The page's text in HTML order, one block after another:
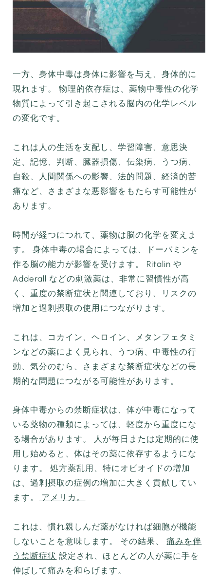
一方、身体中毒は身体に影響を与え、身体的に
現れます。 物理的依存症は、薬物中毒性の化学
物質によって引き起こされる脳内の化学レベル
の変化です。
これは人の生活を支配し、学習障害、意思決
定、記憶、判断、臓器損傷、伝染病、うつ病、
自殺、人間関係への影響、法的問題、経済的苦
痛など、さまざまな悪影響をもたらす可能性が
あります。
時間が経つにつれて、薬物は脳の化学を変えま
す。 身体中毒の場合によっては、ドーパミンを
作る脳の能力が影響を受けます。 Ritalin や
Adderall などの刺激薬は、非常に習慣性が高
く、重度の禁断症状と関連しており、リスクの
増加と過剰摂取の使用につながります。
これは、コカイン、ヘロイン、メタンフェタミ
ンなどの薬によく見られ、うつ病、中毒性の行
動、気分のむら、さまざまな禁断症状などの長
期的な問題につながる可能性があります。
身体中毒からの禁断症状は、体が中毒になって
いる薬物の種類によっては、軽度から重度にな
る場合があります。 人が毎日または定期的に使
用し始めると、体はその薬に依存するようにな
ります。 処方薬乱用、特にオピオイドの増加
は、過剰摂取の症例の増加に大きく貢献してい
ます。
アメリカ。
これは、慣れ親しんだ薬がなければ細胞が機能
しないことを意味します。 その結果、痛みを伴
う禁断症状 設定され、ほとんどの人が薬に手を
伸ばして痛みを和らげます。